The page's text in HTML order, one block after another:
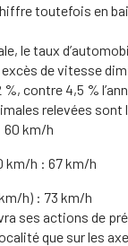
toutefois en
le taux
de vitesse
%, contre 4,5 %
relevées sont
60 km/h
km/h : 67 km/h
h) : 73 km/h
ses actions de
que sur les